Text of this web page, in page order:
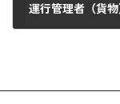
運行管理者（貨